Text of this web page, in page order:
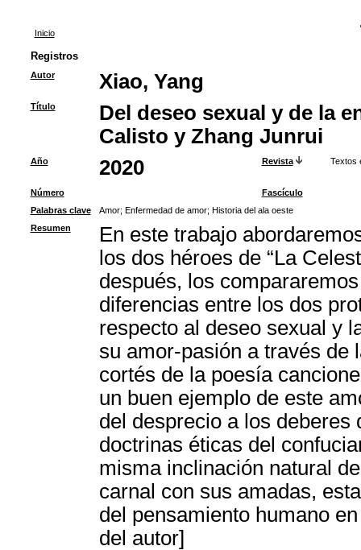
Inicio
Registros
Autor Xiao, Yang
Título
Del deseo sexual y de la
Calisto y Zhang Junrui
Año 2020 Revista Textos
Número
Fascículo
Palabras clave
Amor; Enfermedad de amor; Historia del ala oeste
Resumen
En este trabajo
los dos héroes de “La
después, los
diferencias entre los dos
respecto al deseo sexual y
su amor-pasión a través de
cortés de la poesía
un buen ejemplo de este
del desprecio a los deberes
doctrinas éticas del
misma inclinación natural
carnal con sus amadas,
del pensamiento humano
del autor]